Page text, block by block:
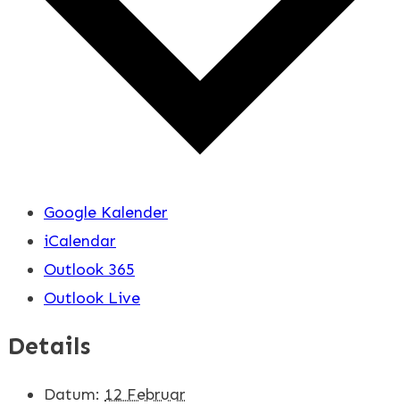
Google Kalender
iCalendar
Outlook 365
Outlook Live
Details
Datum: 12 Februar